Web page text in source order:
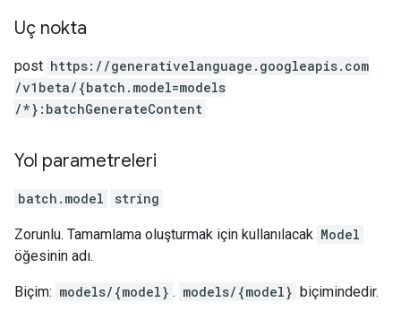
Uç nokta
post https: / /generativelanguage.googleapis.com
/v1beta/{batch.model=models
/*}:batchGenerateContent
Yol parametreleri
batch.model string
Zorunlu. Tamamlama oluşturmak için kullanılacak Model
öğesinin adı.
Biçim: models/{model} . models/{model} biçimindedir.